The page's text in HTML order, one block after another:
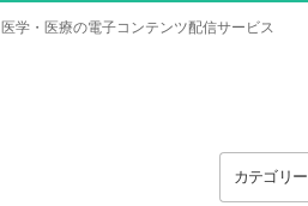
医学・医療の電子コンテンツ配信サービス
カテゴリ